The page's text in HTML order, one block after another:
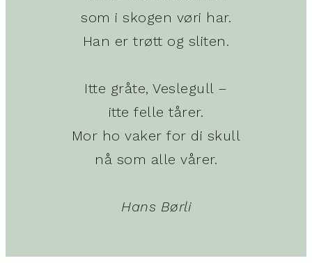
som i skogen vøri har.
Han er trøtt og sliten.
Itte gråte, Veslegull –
itte felle tårer.
Mor ho vaker for di skull
nå som alle vårer.
Hans Børli